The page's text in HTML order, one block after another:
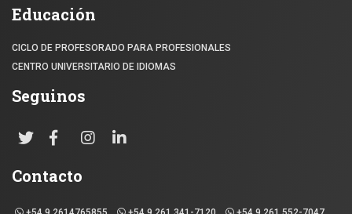
Educación
CICLO DE PROFESORADO PARA PROFESIONALES
CENTRO UNIVERSITARIO DE IDIOMAS
Seguinos
Contacto